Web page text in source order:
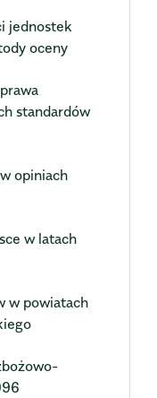
jednostek
oceny
standardów
opiniach
w latach
w powiatach